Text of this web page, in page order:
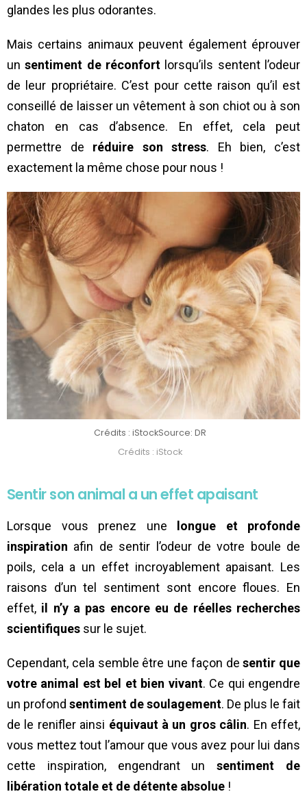
glandes les plus odorantes.
Mais certains animaux peuvent également éprouver
unsentiment de réconfort lorsqu’ils sentent l’odeur
de leur propriétaire. C’est pour cette raison qu’il est
conseillé de laisser un vêtement à son chiot ou à son
chaton en cas d’absence. En effet, cela peut
permettre de réduire son stress. Eh bien, c’est
exactement la même chose pour nous !
Crédits : iStockSource: DR
Crédits : iStock
Sentir son animal a un effet apaisant
Lorsque vous prenez une
longue et profonde
inspiration afin de sentir l’odeur de votre boule de
poils, cela a un effet incroyablement apaisant. Les
raisons d’un tel sentiment sont encore floues. En
effet, il n’y a pas encore eu de réelles recherches
scientifiques sur le sujet.
Cependant, cela semble être une façon desentir que
votre animal est bel et bien vivant. Ce qui engendre
un profond sentiment de soulagement. De plus le fait
de le renifler ainsi équivaut à un gros câlin. En effet,
vous mettez tout l’amour que vous avez pour lui dans
cette inspiration, engendrant unsentiment de
libération totale et de détente absolue !